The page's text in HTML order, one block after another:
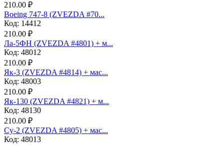
210.00 ₽
Boeing 747-8 (ZVEZDA #70...
Код: 14412
210.00 ₽
Ла-5ФН (ZVEZDA #4801) + м...
Код: 48012
210.00 ₽
Як-3 (ZVEZDA #4814) + мас...
Код: 48003
210.00 ₽
Як-130 (ZVEZDA #4821) + м...
Код: 48130
210.00 ₽
Су-2 (ZVEZDA #4805) + мас...
Код: 48013